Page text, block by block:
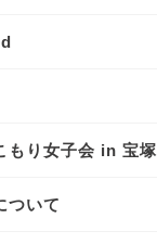
もり女子会 in 宝塚
ついて